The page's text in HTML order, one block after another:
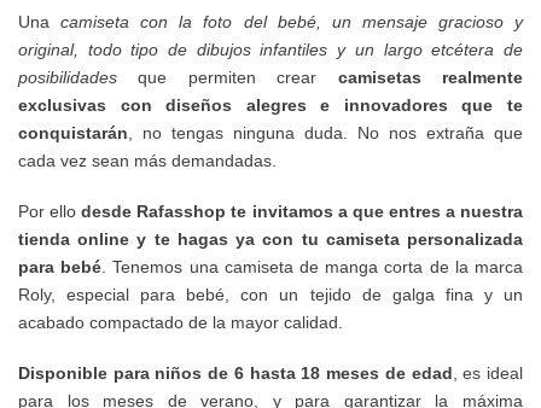
Unacamiseta con la foto del bebé, un mensaje gracioso y
original, todo tipo de dibujos infantiles y un largo etcétera de
posibilidades que permiten crear camisetas realmente
exclusivas con diseños alegres e innovadores que te
conquistarán, no tengas ninguna duda. No nos extraña que
cada vez sean más demandadas.
Por ellodesde Rafasshop te invitamos a que entres a nuestra
tienda online y te hagas ya con tu camiseta personalizada
para bebé . Tenemos una camiseta de manga corta de la marca
Roly, especial para bebé, con un tejido de galga fina y un
acabado compactado de la mayor calidad.
Disponible para niños de 6 hasta 18 meses de edad , es ideal
para los meses de verano, y para garantizar la máxima